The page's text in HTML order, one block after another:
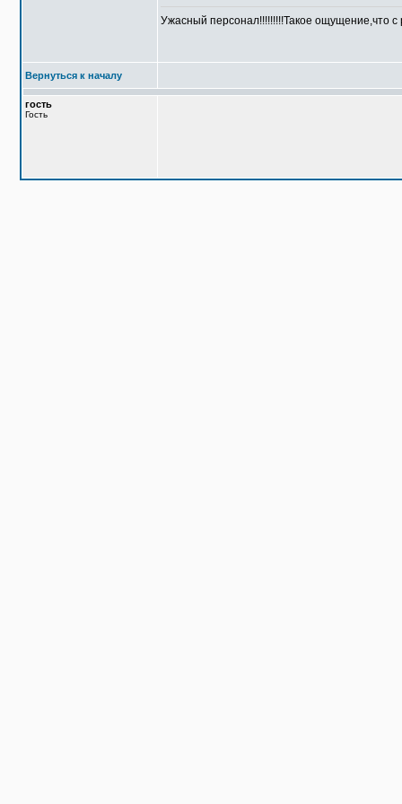
Ужасный персонал!!!!!!!!!Такое ощущение,что с
Вернуться к началу
гость
Гость